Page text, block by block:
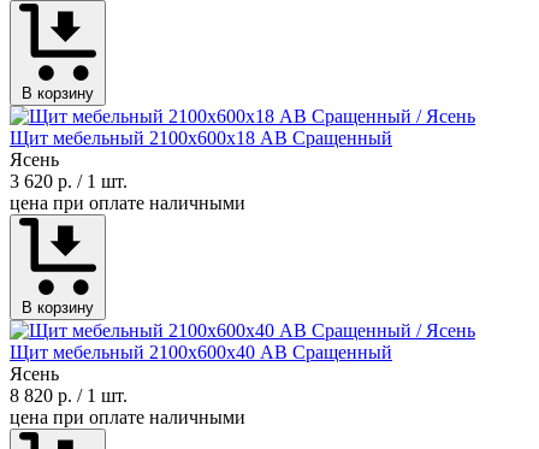
В корзину
Щит мебельный 2100х600х18 АВ Сращенный
Ясень
3 620 р. / 1 шт.
цена при оплате наличными
В корзину
Щит мебельный 2100х600х40 АВ Сращенный
Ясень
8 820 р. / 1 шт.
цена при оплате наличными